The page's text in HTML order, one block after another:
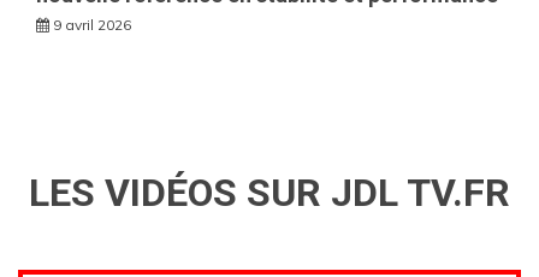
9 avril 2026
LES VIDÉOS SUR JDL TV.FR